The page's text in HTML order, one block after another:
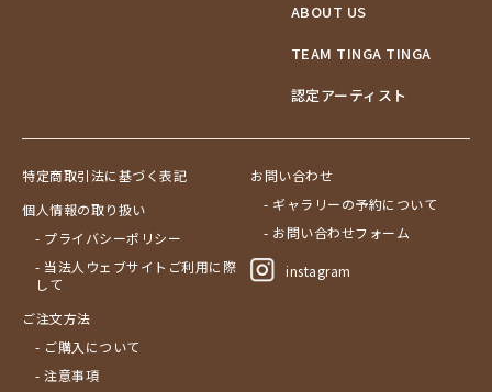
ABOUT US
TEAM TINGA TINGA
認定アーティスト
特定商取引法に基づく表記
個人情報の取り扱い
- プライバシーポリシー
- 当法人ウェブサイトご利用に際
して
ご注文方法
- ご購入について
- 注意事項
お問い合わせ
- ギャラリーの予約について
- お問い合わせフォーム
instagram